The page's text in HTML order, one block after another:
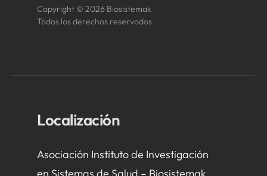
Copyright © 2026 Biosistemak
Todos los derechos reservados
Localización
Asociación Instituto de Investigación